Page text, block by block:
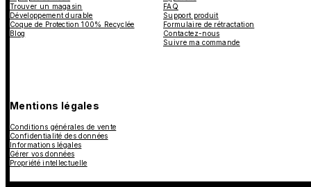
Trouver un magasin
Développement durable
Coque de Protection 100% Recyclée
Blog
FAQ
Support produit
Formulaire de rétractation
Contactez-nous
Suivre ma commande
Mentions légales
Conditions générales de vente
Confidentialité des données
Informations légales
Gérer vos données
Propriété intellectuelle